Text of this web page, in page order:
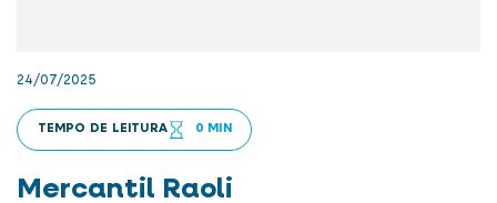
24/07/2025
TEMPO DE LEITURA 0 MIN
Mercantil Raoli